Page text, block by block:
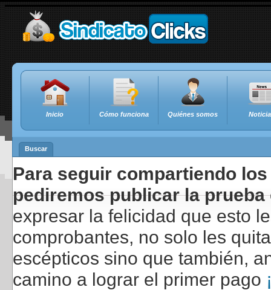
Inicio Cómo funciona Quiénes somos
Buscar
Para seguir compartiendo
pediremos publicar la
expresar la felicidad que esto
comprobantes, no solo les
escépticos sino que también,
camino a lograr el primer pago